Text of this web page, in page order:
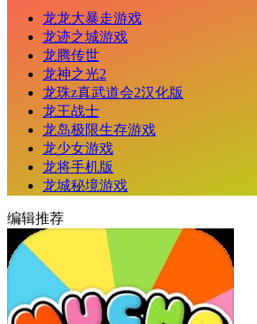
龙龙大暴走游戏
龙迹之城游戏
龙腾传世
龙神之光2
龙珠z真武道会2汉化版
龙王战士
龙岛极限生存游戏
龙少女游戏
龙将手机版
龙城秘境游戏
编辑推荐